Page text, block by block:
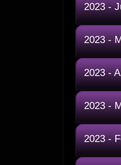
2023 -
2023 -
2023 -
2023 -
2023 -